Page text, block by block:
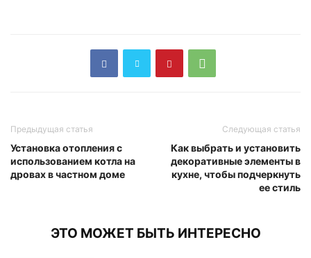
Предыдущая статья
Установка отопления с
использованием котла на
дровах в частном доме
Следующая статья
Как выбрать и установить
декоративные элементы в
кухне, чтобы подчеркнуть
ее стиль
ЭТО МОЖЕТ БЫТЬ ИНТЕРЕСНО